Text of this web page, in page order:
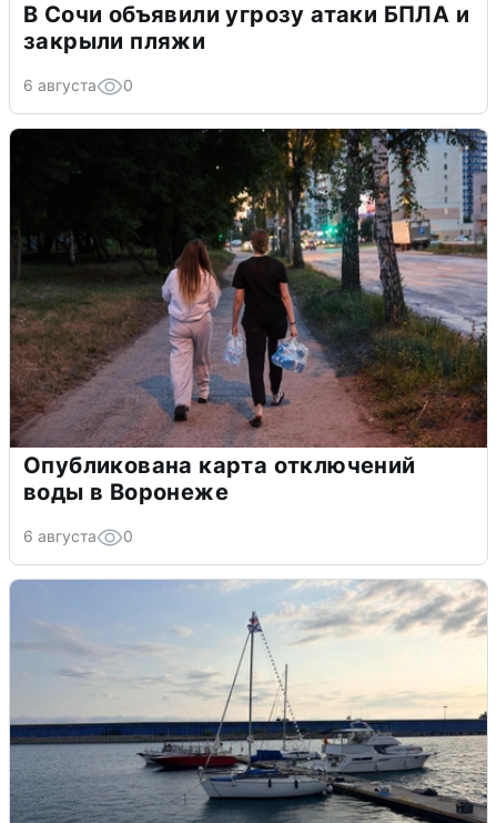
В Сочи объявили угрозу атаки БПЛА и
закрыли пляжи
6 августа 0
Опубликована карта отключений
воды в Воронеже
6 августа 0